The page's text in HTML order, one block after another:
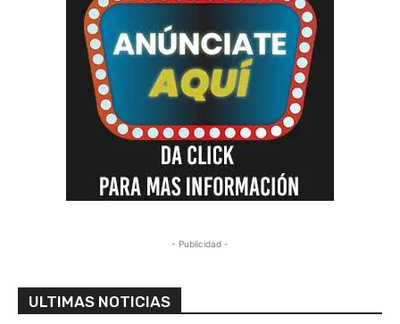
- Publicidad -
ULTIMAS NOTICIAS